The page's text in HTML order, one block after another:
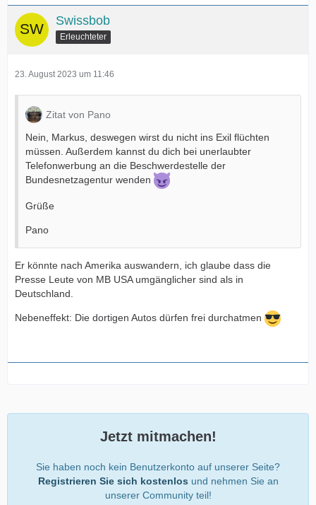
Swissbob
Erleuchteter
23. August 2023 um 11:46
Zitat von Pano
Nein, Markus, deswegen wirst du nicht ins Exil flüchten
müssen. Außerdem kannst du dich bei unerlaubter
Telefonwerbung an die Beschwerdestelle der
Bundesnetzagentur wenden
Grüße
Pano
Er könnte nach Amerika auswandern, ich glaube dass die
Presse Leute von MB USA umgänglicher sind als in
Deutschland.
Nebeneffekt: Die dortigen Autos dürfen frei durchatmen
Jetzt mitmachen!
Sie haben noch kein Benutzerkonto auf unserer Seite?
Registrieren Sie sich kostenlos und nehmen Sie an
unserer Community teil!